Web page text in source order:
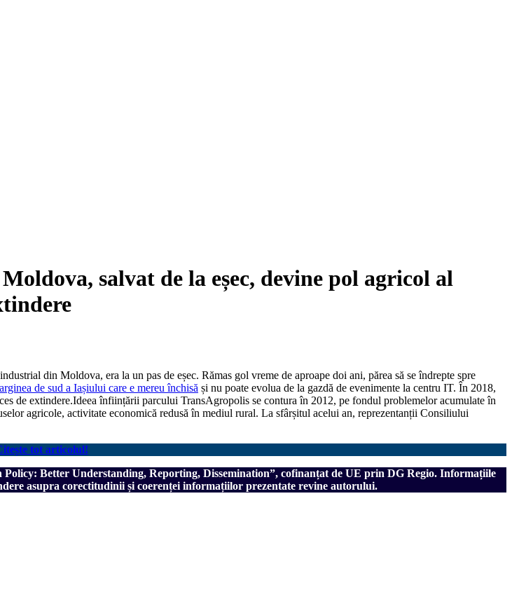
salvat de la eșec, devine pol agricol al
din Moldova, era la un pas de eșec. Rămas gol vreme de aproape doi ani, părea să se îndrepte spre
de sud a Iașiului care e mereu închisă și nu poate evolua de la gazdă de evenimente la centru IT. În 2018,
de extindere.Ideea înființării parcului TransAgropolis se contura în 2012, pe fondul problemelor acumulate în
agricole, activitate economică redusă în mediul rural. La sfârșitul acelui an, reprezentanții Consiliului
tot articolul!
Policy: Better Understanding, Reporting, Dissemination”, cofinanțat de UE prin DG Regio.Informațiile
asupra corectitudinii și coerenței informațiilor prezentate revine autorului.